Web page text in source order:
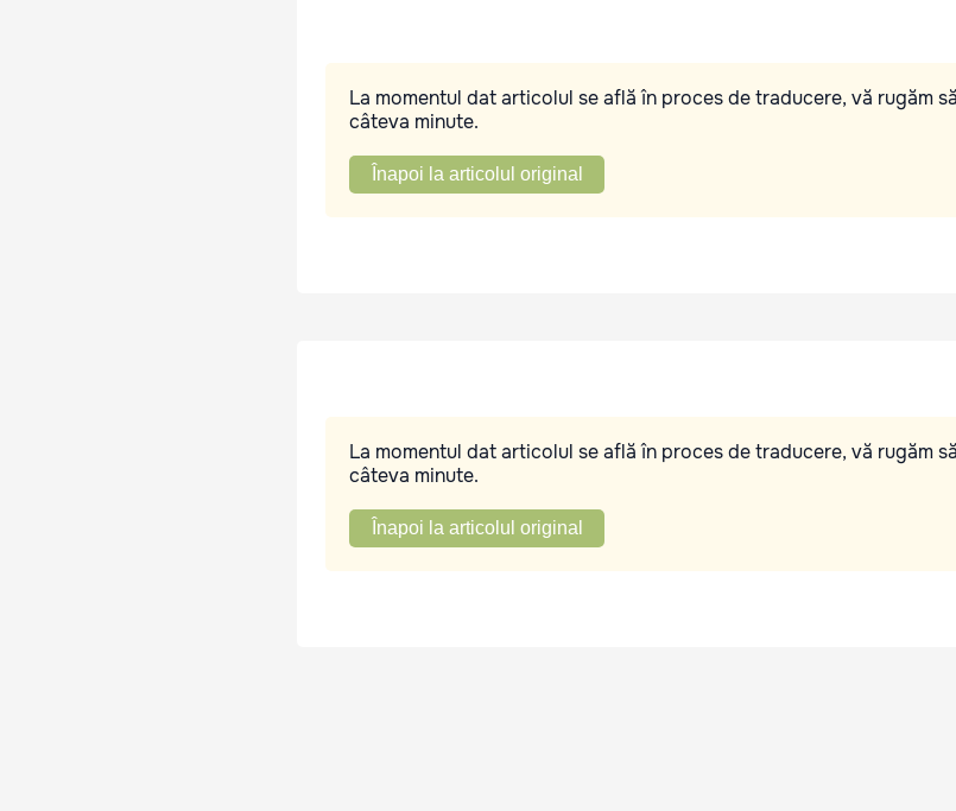
La momentul dat articolul se află în proces de traducere, vă rugăm
câteva minute.
Înapoi la articolul original
La momentul dat articolul se află în proces de traducere, vă rugăm
câteva minute.
Înapoi la articolul original